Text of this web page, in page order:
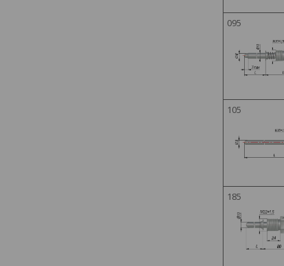
095
105
185